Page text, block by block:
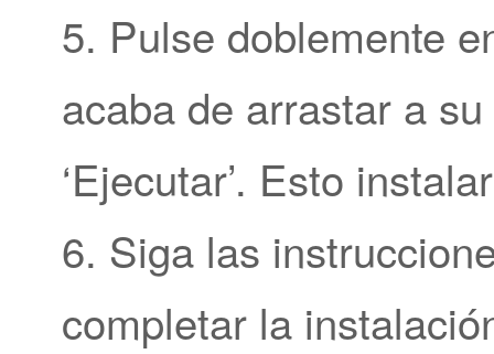
5. Pulse doblemente
acaba de arrastar a
‘Ejecutar’. Esto
6. Siga las
completar la